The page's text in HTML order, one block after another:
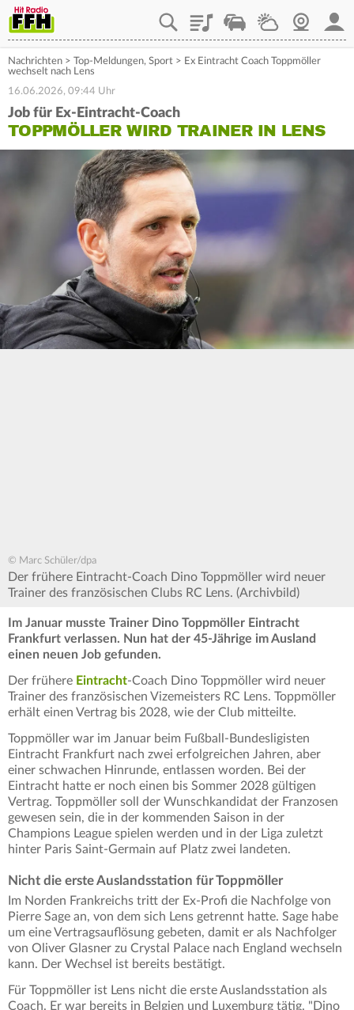
PlaylistStaupilotWetterWebcam
Nachrichten > Top-Meldungen, Sport > Ex Eintracht Coach Toppmöller
wechselt nach Lens
16.06.2026, 09:44 Uhr
Job für Ex-Eintracht-Coach
TOPPMÖLLER WIRD TRAINER IN LENS
© Marc Schüler/dpa
Der frühere Eintracht-Coach Dino Toppmöller wird neuer
Trainer des französischen Clubs RC Lens. (Archivbild)
Im Januar musste Trainer Dino Toppmöller Eintracht
Frankfurt verlassen. Nun hat der 45-Jährige im Ausland
einen neuen Job gefunden.
Der frühere Eintracht-Coach Dino Toppmöller wird neuer
Trainer des französischen Vizemeisters RC Lens. Toppmöller
erhält einen Vertrag bis 2028, wie der Club mitteilte.
Toppmöller war im Januar beim Fußball-Bundesligisten
Eintracht Frankfurt nach zwei erfolgreichen Jahren, aber
einer schwachen Hinrunde, entlassen worden. Bei der
Eintracht hatte er noch einen bis Sommer 2028 gültigen
Vertrag. Toppmöller soll der Wunschkandidat der Franzosen
gewesen sein, die in der kommenden Saison in der
Champions League spielen werden und in der Liga zuletzt
hinter Paris Saint-Germain auf Platz zwei landeten.
Nicht die erste Auslandsstation für Toppmöller
Im Norden Frankreichs tritt der Ex-Profi die Nachfolge von
Pierre Sage an, von dem sich Lens getrennt hatte. Sage habe
um eine Vertragsauflösung gebeten, damit er als Nachfolger
von Oliver Glasner zu Crystal Palace nach England wechseln
kann. Der Wechsel ist bereits bestätigt.
Für Toppmöller ist Lens nicht die erste Auslandsstation als
Coach. Er war bereits in Belgien und Luxemburg tätig. "Dino